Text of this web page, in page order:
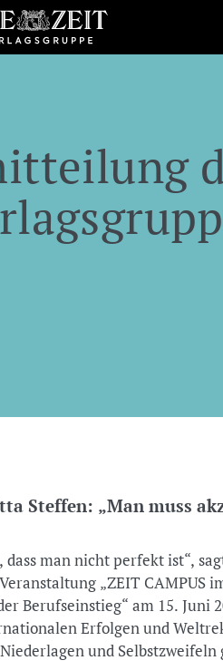
Steffen: „Man muss
dass man nicht perfekt ist“,
„ZEIT CAMPUS
Berufseinstieg“ am 15. Juni
Erfolgen und
und Selbstzweifeln